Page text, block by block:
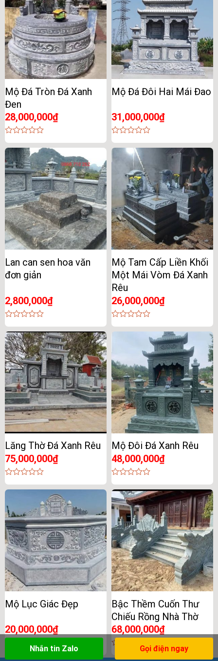
Mộ Đá Tròn Đá Xanh
Đen
28,000,000₫
0
out
of
5
Mộ Đá Đôi Hai Mái Đao
31,000,000₫
0
out
Lan can sen hoa văn
đơn giản
2,800,000₫
0
out
of
5
Mộ Tam Cấp Liền Khối
Một Mái Vòm Đá Xanh
Rêu
26,000,000₫
0
out
Lăng Thờ Đá Xanh Rêu
75,000,000₫
0
out
5
Mộ Đôi Đá Xanh Rêu
48,000,000₫
0
out
of
5
Mộ Lục Giác Đẹp
20,000,000₫
Bậc Thềm Cuốn Thư
Chiếu Rồng Nhà Thờ
68,000,000₫
Nhắn tin Zalo Gọi điện ngay